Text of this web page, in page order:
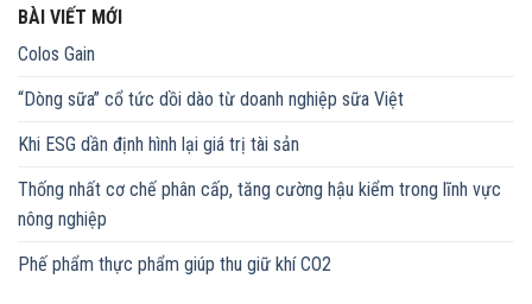
Colos Gain
“Dòng sữa” cổ tức dồi dào từ doanh nghiệp sữa Việt